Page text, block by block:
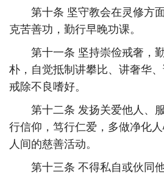
第十条 坚守教会在灵修方面
克苦善功，勤行早晚功课。
第十一条 坚持崇俭戒奢，勤
朴，自觉抵制讲攀比、讲奢华
戒除不良嗜好。
第十二条 发扬关爱他人、服
行信仰，笃行仁爱，多做净化
人间的慈善活动。
第十三条 不得私自或伙同他